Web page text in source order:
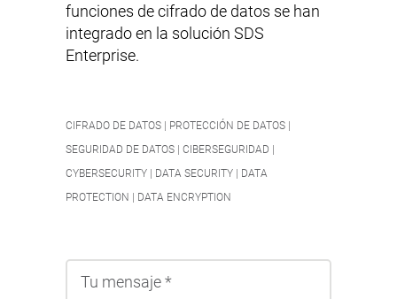
funciones de cifrado de datos se han
integrado en la solución SDS
Enterprise.
CIFRADO DE DATOS | PROTECCIÓN DE DATOS |
SEGURIDAD DE DATOS | CIBERSEGURIDAD |
CYBERSECURITY | DATA SECURITY | DATA
PROTECTION | DATA ENCRYPTION